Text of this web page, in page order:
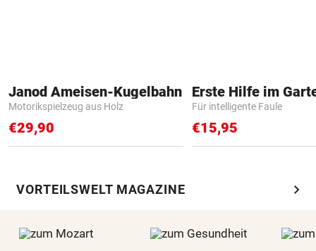
Janod Ameisen-Kugelbahn
Motorikspielzeug aus Holz
€29,90
Erste Hilfe im
Für intelligente Faule
€15,95
VORTEILSWELT MAGAZINE chevron_right